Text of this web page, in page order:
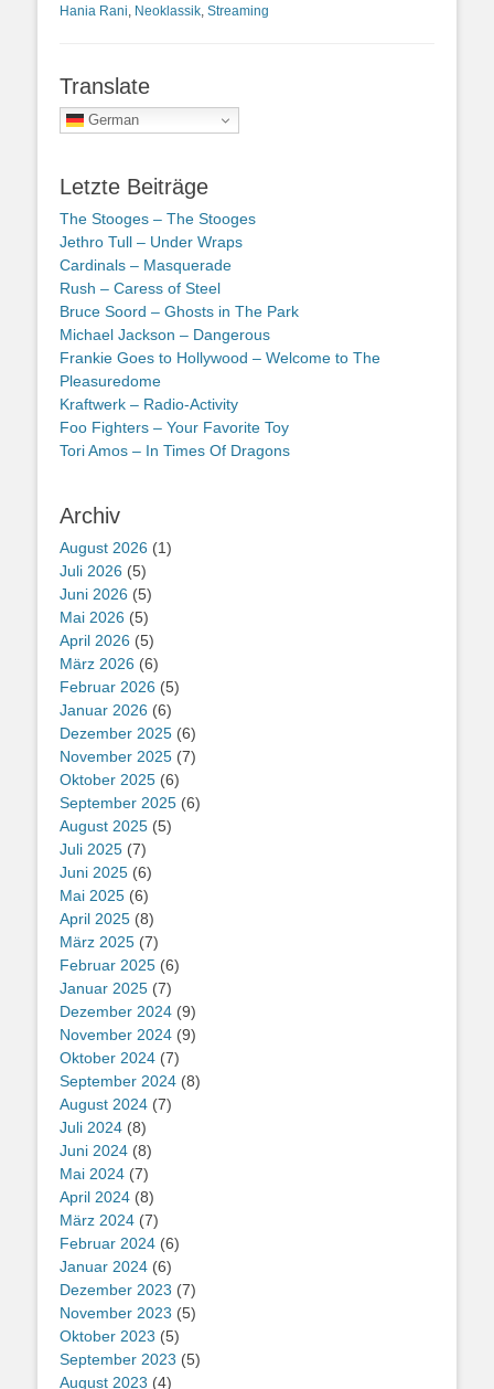
Hania Rani Neoklassik Streaming
Translate
German
Letzte Beiträge
The Stooges – The Stooges
Jethro Tull – Under Wraps
Cardinals – Masquerade
Rush – Caress of Steel
Bruce Soord – Ghosts in The Park
Michael Jackson – Dangerous
Frankie Goes to Hollywood – Welcome to The
Pleasuredome
Kraftwerk – Radio-Activity
Foo Fighters – Your Favorite Toy
Tori Amos – In Times Of Dragons
Archiv
August 2026 (1)
Juli 2026 (5)
Juni 2026 (5)
Mai 2026 (5)
April 2026 (5)
März 2026 (6)
Februar 2026 (5)
Januar 2026 (6)
Dezember 2025 (6)
November 2025 (7)
Oktober 2025 (6)
September 2025 (6)
August 2025 (5)
Juli 2025 (7)
Juni 2025 (6)
Mai 2025 (6)
April 2025 (8)
März 2025 (7)
Februar 2025 (6)
Januar 2025 (7)
Dezember 2024 (9)
November 2024 (9)
Oktober 2024 (7)
September 2024 (8)
August 2024 (7)
Juli 2024 (8)
Juni 2024 (8)
Mai 2024 (7)
April 2024 (8)
März 2024 (7)
Februar 2024 (6)
Januar 2024 (6)
Dezember 2023 (7)
November 2023 (5)
Oktober 2023 (5)
September 2023 (5)
August 2023 (4)